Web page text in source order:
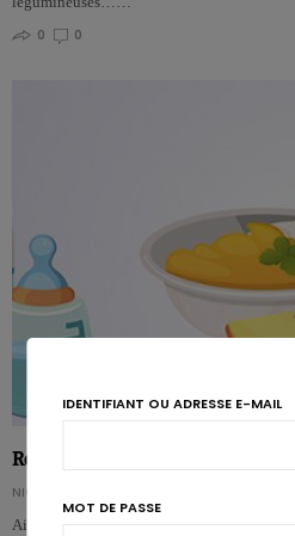
0
0
Repas pour bébé: le goût des
NICOLAS GUGGENBÜHL
Aimer les légumes, ça s’apprend. Dans ce
IDENTIFIANT OU ADRESSE E-MAIL
MOT DE PASSE